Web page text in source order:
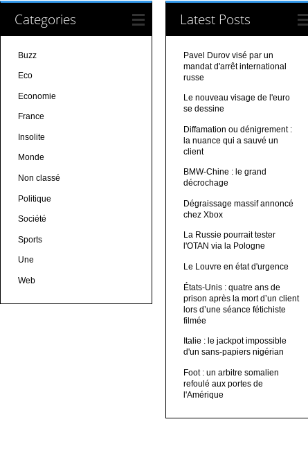
Categories
Buzz
Eco
Economie
France
Insolite
Monde
Non classé
Politique
Société
Sports
Une
Web
Latest Posts
Pavel Durov visé par un
mandat d'arrêt international
russe
Le nouveau visage de l'euro
se dessine
Diffamation ou dénigrement :
la nuance qui a sauvé un
client
BMW-Chine : le grand
décrochage
Dégraissage massif annoncé
chez Xbox
La Russie pourrait tester
l'OTAN via la Pologne
Le Louvre en état d'urgence
États-Unis : quatre ans de
prison après la mort d’un client
lors d’une séance fétichiste
filmée
Italie : le jackpot impossible
d'un sans-papiers nigérian
Foot : un arbitre somalien
refoulé aux portes de
l'Amérique